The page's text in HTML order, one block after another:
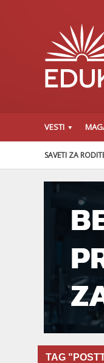
VESTI
SAVETI ZA
TAG